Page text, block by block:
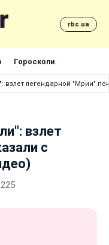
rbc.ua
Гороскопи
взлет легендарной "Мрии"
взлет
с